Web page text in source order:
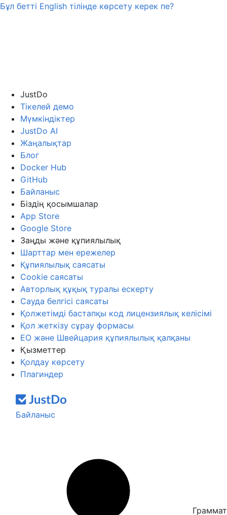
Бұл бетті English тілінде көрсету керек пе?
JustDo
Тікелей демо
Мүмкіндіктер
JustDo AI
Жаңалықтар
Блог
Docker Hub
GitHub
Байланыс
Біздің қосымшалар
App Store
Google Store
Заңды және құпиялылық
Шарттар мен ережелер
Құпиялылық саясаты
Cookie саясаты
Авторлық құқық туралы ескерту
Сауда белгісі саясаты
Қолжетімді бастапқы код лицензиялық келісімі
Қол жеткізу сұрау формасы
ЕО және Швейцария құпиялылық қалқаны
Қызметтер
Қолдау көрсету
Плагиндер
Байланыс